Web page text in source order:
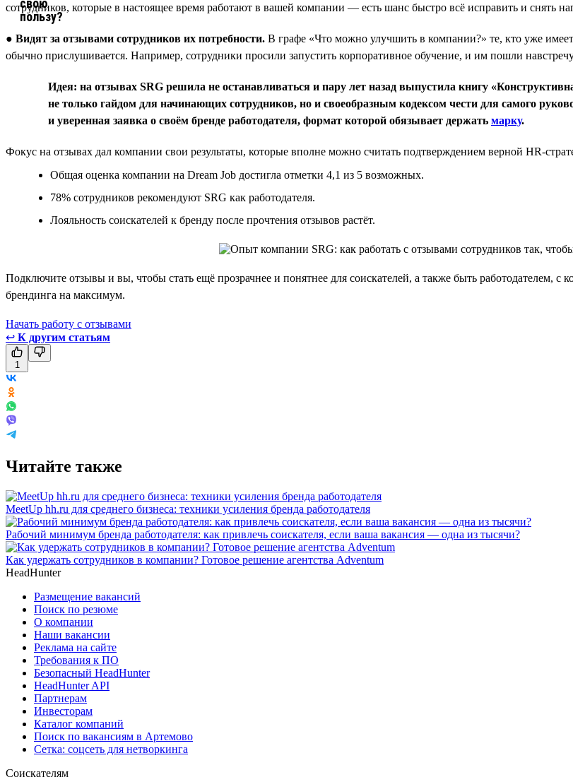
сотрудников, которые в настоящее время работают в вашей компании — есть шанс быстро всё исправить и снять
● Видят за отзывами сотрудников их потребности. В графе «Что можно улучшить в компании?» те, кто уже
обычно прислушивается. Например, сотрудники просили запустить корпоративное обучение, и им пошли
Идея: на отзывах SRG решила не останавливаться и пару лет назад выпустила книгу
не только гайдом для начинающих сотрудников, но и своеобразным кодексом чести для самого
и уверенная заявка о своём бренде работодателя, формат которой обязывает держать марку.
Фокус на отзывах дал компании свои результаты, которые вполне можно считать подтверждением верной HR-
Общая оценка компании на Dream Job достигла отметки 4,1 из 5 возможных.
78% сотрудников рекомендуют SRG как работодателя.
Лояльность соискателей к бренду после прочтения отзывов растёт.
Подключите отзывы и вы, чтобы стать ещё прозрачнее и понятнее для соискателей, а также быть работодателем, с
брендинга на максимум.
Начать работу с отзывами
↩ К другим статьям
1
Читайте также
MeetUp hh.ru для среднего бизнеса: техники усиления бренда работодателя
Рабочий минимум бренда работодателя: как привлечь соискателя, если ваша вакансия — одна из тысячи?
Как удержать сотрудников в компании? Готовое решение агентства Adventum
HeadHunter
Размещение вакансий
Поиск по резюме
О компании
Наши вакансии
Реклама на сайте
Требования к ПО
Безопасный HeadHunter
HeadHunter API
Партнерам
Инвесторам
Каталог компаний
Поиск по вакансиям в Артемово
Сетка: соцсеть для нетворкинга
Соискателям